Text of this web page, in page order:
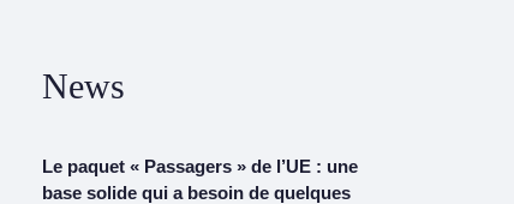
News
Le paquet « Passagers » de l’UE : une
base solide qui a besoin de quelques